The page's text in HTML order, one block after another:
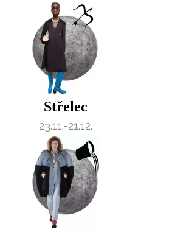
Střelec
23.11.-21.12.